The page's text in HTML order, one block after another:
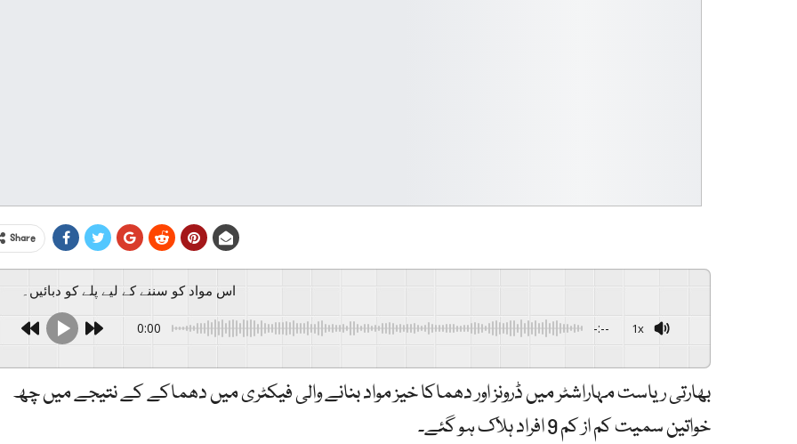
Share
اس مواد کو سننے کے لیے پلے کو دبائیں۔
0:00 -:-- 1x
بھارتی ریاست مہاراشٹر میں ڈرونز اور دھماکا خیز مواد بنانے والی فیکٹری میں دھماکے کے نتیجے میں چھ
خواتین سمیت کم از کم 9 افراد ہلاک ہو گئے۔